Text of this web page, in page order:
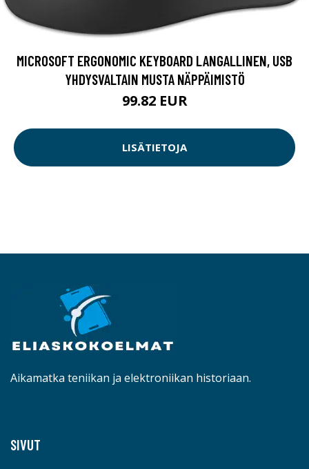
MICROSOFT ERGONOMIC KEYBOARD LANGALLINEN, USB
YHDYSVALTAIN MUSTA NÄPPÄIMISTÖ
99.82 EUR
LISÄTIETOJA
Aikamatka teniikan ja elektroniikan historiaan.
SIVUT